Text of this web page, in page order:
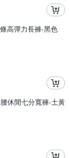
高彈力長褲-黑色
休閒七分寬褲-土黃